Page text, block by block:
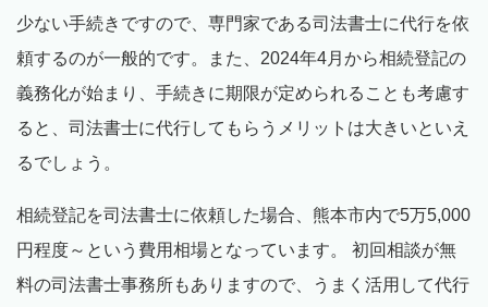
少ない手続きですので、専門家である司法書士に代行を依
頼するのが一般的です。また、2024年4月から相続登記の
義務化が始まり、手続きに期限が定められることも考慮す
ると、司法書士に代行してもらうメリットは大きいといえ
るでしょう。
相続登記を司法書士に依頼した場合、熊本市内で5万5,000
円程度～という費用相場となっています。 初回相談が無
料の司法書士事務所もありますので、うまく活用して代行